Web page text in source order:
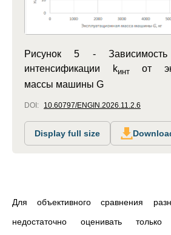
Рисунок 5 -
интенсификации kинтот
массы машины G
DOI: 10.60797/ENGIN.2026.11.2.6
Display full size
Для объективного сравнения
недостаточно оценивать только